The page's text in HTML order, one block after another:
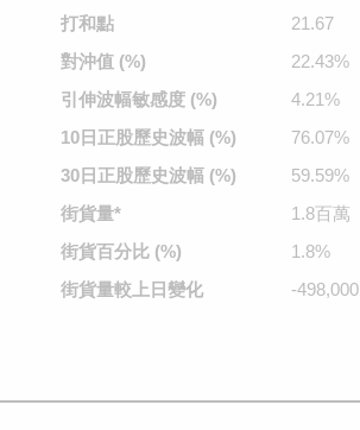
打和點
21.67
對沖值 (%)
22.43%
引伸波幅敏感度 (%)
4.21%
10日正股歷史波幅 (%)
76.07%
30日正股歷史波幅 (%)
59.59%
街貨量*
1.8百萬
街貨百分比 (%)
1.8%
街貨量較 上日變化 -498,000